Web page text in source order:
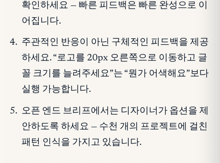
확인하세요 — 빠른 피드백은 빠른 완성으로 이
어집니다.
주관적인 반응이 아닌 구체적인 피드백을 제공
하세요. “로고를 20px 오른쪽으로 이동하고 글
꼴 크기를 늘려주세요”는 “뭔가 어색해요”보다
실행 가능합니다.
오픈 엔드 브리프에서는 디자이너가 옵션을 제
안하도록 하세요 — 수천 개의 프로젝트에 걸친
패턴 인식을 가지고 있습니다.